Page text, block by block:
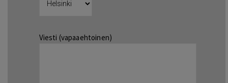
Viesti (vapaaehtoinen)